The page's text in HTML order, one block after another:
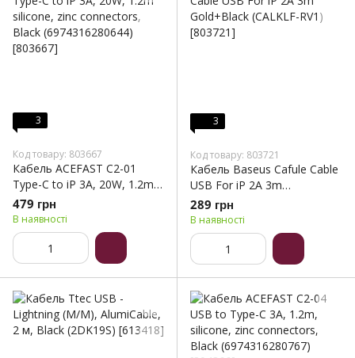
3
Код товару: 803667
Кабель ACEFAST C2-01
Type-C to iP 3A, 20W, 1.2m
silicone, zinc connectors,
Black (6974316280644)
479 грн
В наявності
3
Код товару: 803721
Кабель Baseus Cafule Cable
USB For iP 2A 3m
Gold+Black (CALKLF-RV1)
289 грн
В наявності